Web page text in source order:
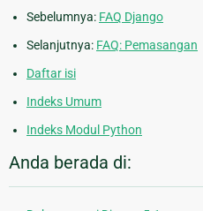
Sebelumnya: FAQ Django
Selanjutnya: FAQ: Pemasangan
Daftar isi
Indeks Umum
Indeks Modul Python
Anda berada di: